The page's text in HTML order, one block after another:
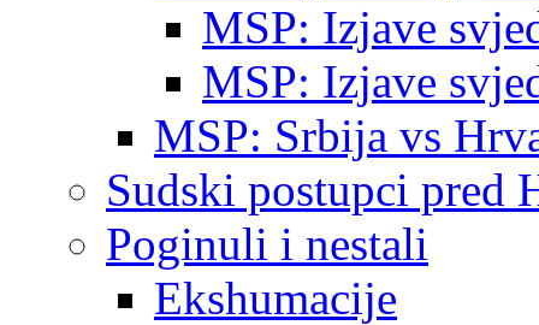
MSP: Izjave
MSP: Izjave
MSP: Srbija vs
Sudski postupci pred
Poginuli i nestali
Ekshumacije